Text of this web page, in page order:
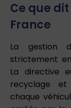
Ce que
France
La gestion
strictement
La directive
recyclage
chaque